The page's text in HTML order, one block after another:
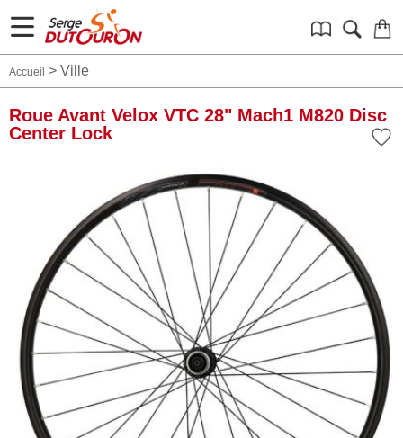
Accueil > Ville
Roue Avant Velox VTC 28" Mach1 M820 Disc
Center Lock